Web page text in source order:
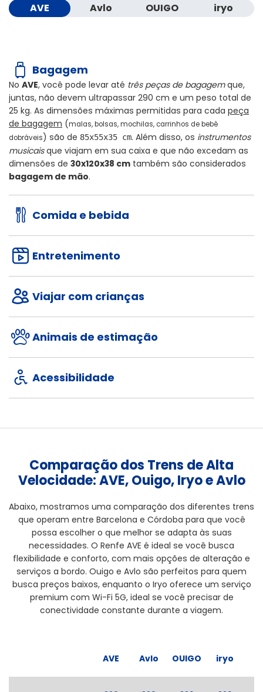
AVE Avlo OUIGO iryo
Bagagem
No AVE, você pode levar até três peças de bagagemque,
juntas, não devem ultrapassar 290 cm e um peso total de
25 kg. As dimensões máximas permitidas para cada peça
de bagagem (malas, bolsas, mochilas, carrinhos de bebê
dobráveis) são de 85x55x35 cm. Além disso, os instrumentos
musicaisque viajam em sua caixa e que não excedam as
dimensões de 30x120x38 cm também são considerados
bagagem de mão.
Comida e bebida
Entretenimento
Viajar com crianças
Animais de estimação
Acessibilidade
Comparação dos Trens de Alta
Velocidade: AVE, Ouigo, Iryo e Avlo
Abaixo, mostramos uma comparação dos diferentes trens
que operam entre Barcelona e Córdoba para que você
possa escolher o que melhor se adapta às suas
necessidades. O Renfe AVE é ideal se você busca
flexibilidade e conforto, com mais opções de alteração e
serviços a bordo. Ouigo e Avlo são perfeitos para quem
busca preços baixos, enquanto o Iryo oferece um serviço
premium com Wi-Fi 5G, ideal se você precisar de
conectividade constante durante a viagem.
AVE Avlo OUIGO iryo